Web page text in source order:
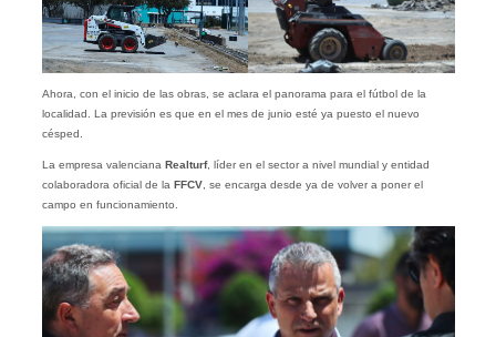
Ahora, con el inicio de las obras, se aclara el panorama para el fútbol de la
localidad. La previsión es que en el mes de junio esté ya puesto el nuevo
césped.
La empresa valenciana Realturf, líder en el sector a nivel mundial y entidad
colaboradora oficial de la FFCV, se encarga desde ya de volver a poner el
campo en funcionamiento.